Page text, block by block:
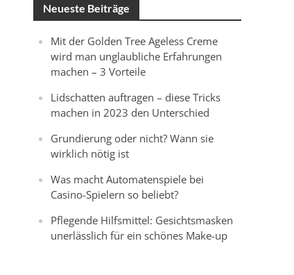
Neueste Beiträge
Mit der Golden Tree Ageless Creme
wird man unglaubliche Erfahrungen
machen – 3 Vorteile
Lidschatten auftragen – diese Tricks
machen in 2023 den Unterschied
Grundierung oder nicht? Wann sie
wirklich nötig ist
Was macht Automatenspiele bei
Casino-Spielern so beliebt?
Pflegende Hilfsmittel: Gesichtsmasken
unerlässlich für ein schönes Make-up